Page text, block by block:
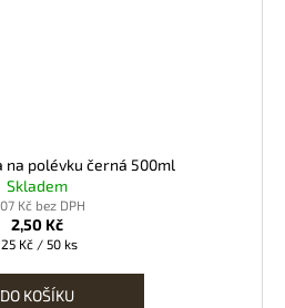
na polévku černá 500ml
Skladem
Kč bez DPH
2,50 Kč
Kč / 50 ks
DO KOŠÍKU